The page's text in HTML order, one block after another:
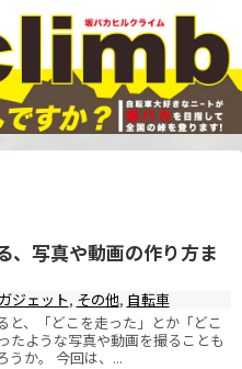
、写真や動画の作り方ま
ガジェット, その他, 自転車
と、「どこを走った」とか「どこ
たような写真や動画を撮ることも
うか。 今回は、...